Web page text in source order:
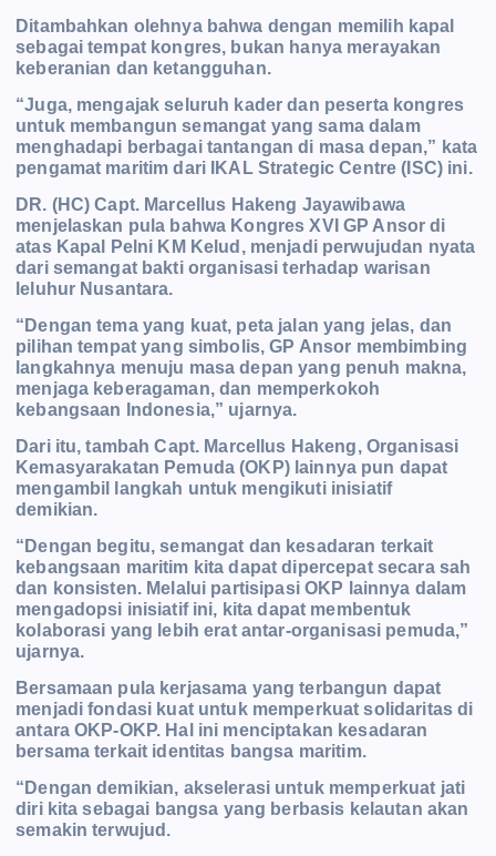
Ditambahkan olehnya bahwa dengan memilih kapal
sebagai tempat kongres, bukan hanya merayakan
keberanian dan ketangguhan.
“Juga, mengajak seluruh kader dan peserta kongres
untuk membangun semangat yang sama dalam
menghadapi berbagai tantangan di masa depan,” kata
pengamat maritim dari IKAL Strategic Centre (ISC) ini.
DR. (HC) Capt. Marcellus Hakeng Jayawibawa
menjelaskan pula bahwa Kongres XVI GP Ansor di
atas Kapal Pelni KM Kelud, menjadi perwujudan nyata
dari semangat bakti organisasi terhadap warisan
leluhur Nusantara.
“Dengan tema yang kuat, peta jalan yang jelas, dan
pilihan tempat yang simbolis, GP Ansor membimbing
langkahnya menuju masa depan yang penuh makna,
menjaga keberagaman, dan memperkokoh
kebangsaan Indonesia,” ujarnya.
Dari itu, tambah Capt. Marcellus Hakeng, Organisasi
Kemasyarakatan Pemuda (OKP) lainnya pun dapat
mengambil langkah untuk mengikuti inisiatif
demikian.
“Dengan begitu, semangat dan kesadaran terkait
kebangsaan maritim kita dapat dipercepat secara sah
dan konsisten. Melalui partisipasi OKP lainnya dalam
mengadopsi inisiatif ini, kita dapat membentuk
kolaborasi yang lebih erat antar-organisasi pemuda,”
ujarnya.
Bersamaan pula kerjasama yang terbangun dapat
menjadi fondasi kuat untuk memperkuat solidaritas di
antara OKP-OKP. Hal ini menciptakan kesadaran
bersama terkait identitas bangsa maritim.
“Dengan demikian, akselerasi untuk memperkuat jati
diri kita sebagai bangsa yang berbasis kelautan akan
semakin terwujud.